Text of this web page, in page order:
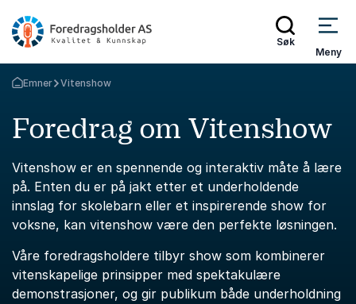
Søk
Meny
Gå tilbake til startsiden
Emner Vitenshow
Foredrag om Vitenshow
Vitenshow er en spennende og interaktiv måte å lære
på. Enten du er på jakt etter et underholdende
innslag for skolebarn eller et inspirerende show for
voksne, kan vitenshow være den perfekte løsningen.
Våre foredragsholdere tilbyr show som kombinerer
vitenskapelige prinsipper med spektakulære
demonstrasjoner, og gir publikum både underholdning